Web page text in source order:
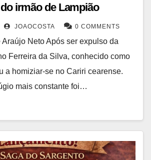
irmão de Lampião
JOAOCOSTA 0 COMMENTS
Araújo Neto Após ser expulso da
Ferreira da Silva, conhecido como
a homiziar-se no Cariri cearense.
mais constante foi…